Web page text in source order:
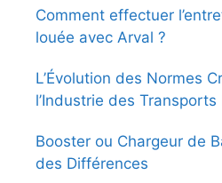
Comment effectuer
louée avec Arval ?
L’Évolution des Normes
l’Industrie des Transports
Booster ou Chargeur de
des Différences